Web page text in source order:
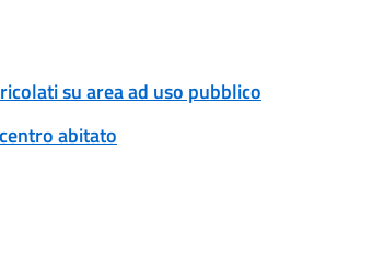
su area ad uso pubblico
abitato